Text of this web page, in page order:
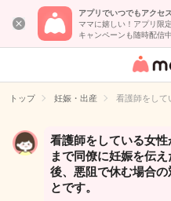
アプリでいつでもアクセス
ママに嬉しい！アプリ限定
キャンペーンも随時配信中
女性専
イト
トップ 妊娠・出産 看護師をして
看護師をしている女
まで同僚に妊娠を伝
後、悪阻で休む場合
とです。